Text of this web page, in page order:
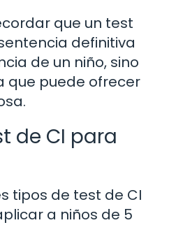
que un test
definitiva
de un niño, sino
que puede ofrecer
de CI para
tipos de test de CI
a niños de 5